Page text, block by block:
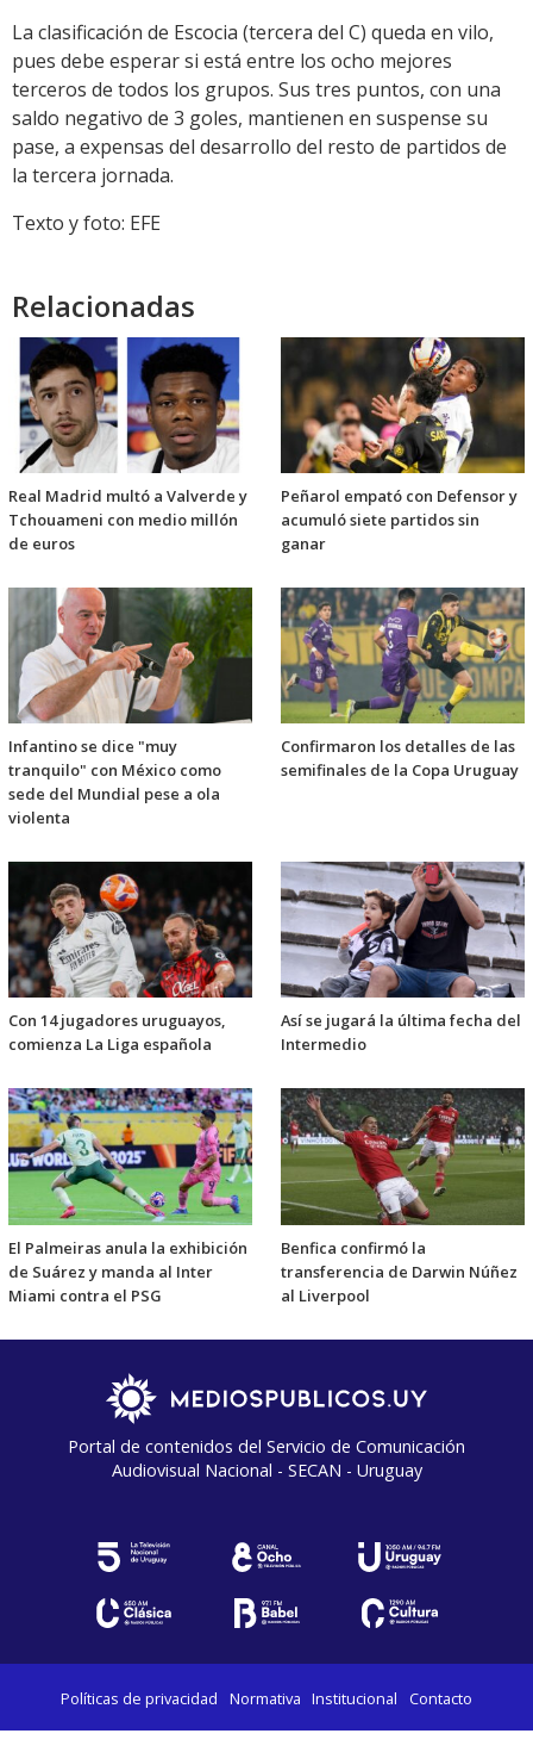
La clasificación de Escocia (tercera del C) queda en vilo,
pues debe esperar si está entre los ocho mejores
terceros de todos los grupos. Sus tres puntos, con una
saldo negativo de 3 goles, mantienen en suspense su
pase, a expensas del desarrollo del resto de partidos de
la tercera jornada.
Texto y foto: EFE
Relacionadas
Real Madrid multó a Valverde y
Tchouameni con medio millón
de euros
Peñarol empató con Defensor y
acumuló siete partidos sin
ganar
Infantino se dice "muy
tranquilo" con México como
sede del Mundial pese a ola
violenta
Confirmaron los detalles de las
semifinales de la Copa Uruguay
Con 14 jugadores uruguayos,
comienza La Liga española
Así se jugará la última fecha del
Intermedio
El Palmeiras anula la exhibición
de Suárez y manda al Inter
Miami contra el PSG
Benfica confirmó la
transferencia de Darwin Núñez
al Liverpool
Portal de contenidos del Servicio de Comunicación
Audiovisual Nacional - SECAN - Uruguay
Políticas de privacidad Normativa Institucional Contacto